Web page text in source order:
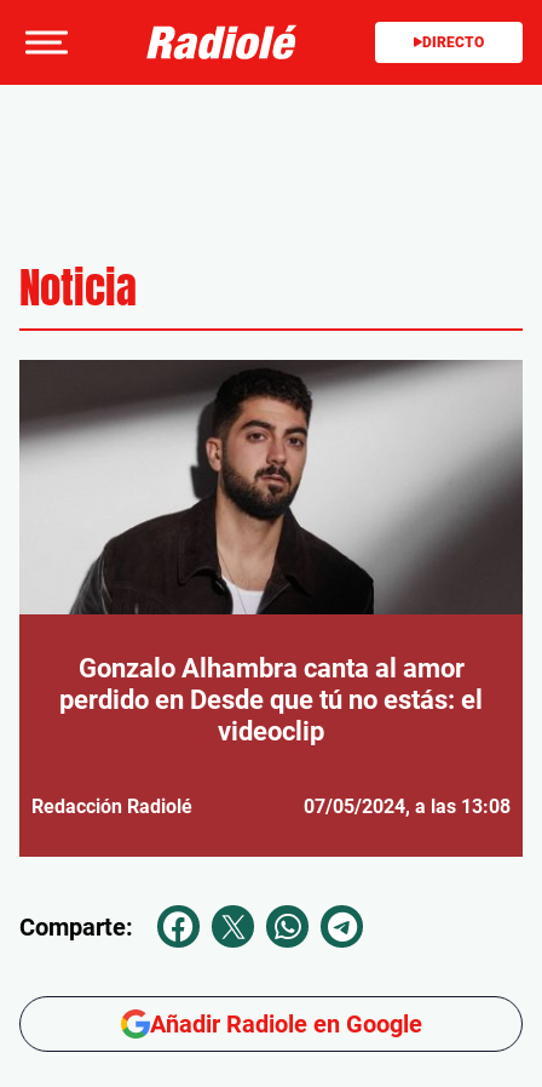
DIRECTO
Noticia
Gonzalo Alhambra canta al amor
perdido en Desde que tú no estás: el
videoclip
Redacción Radiolé 07/05/2024, a las 13:08
Comparte:
Añadir Radiole en Google